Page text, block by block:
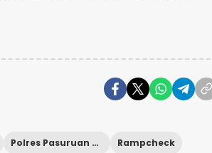
Polres Pasuruan Kota Rampcheck